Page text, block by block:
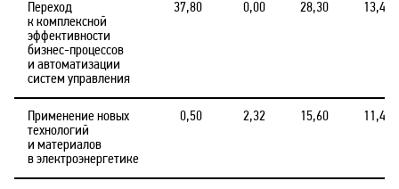
Переход
к комплексной
эффективности
бизнес-процессов
и автоматизации
систем управления
37,80 0,00 28,30 13,40
Применение новых
технологий
и материалов
в электроэнергетике
0,50 2,32 15,60 11,40